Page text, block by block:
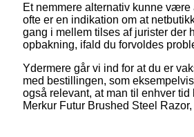
Et nemmere alternativ kunne
ofte er en indikation om at
gang i mellem tilses af jurister der
opbakning, ifald du forvoldes
Ydermere går vi ind for at du er
med bestillingen, som
også relevant, at man til enhver
Merkur Futur Brushed Steel